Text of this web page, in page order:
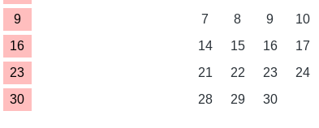
9
16
23
30
7
8 9 10
14
15 16 17
21
22 23 24
28
29 30